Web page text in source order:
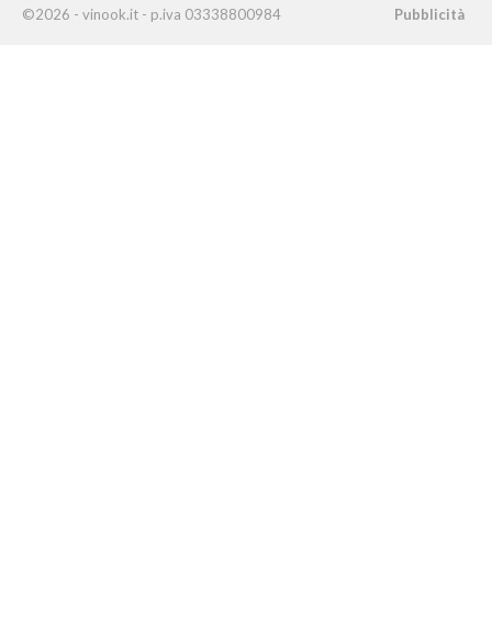
©2026 - vinook.it - p.iva 03338800984 Pubblicità